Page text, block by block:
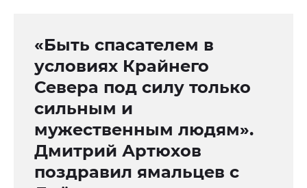
«Быть спасателем в
условиях Крайнего
Севера под силу только
сильным и
мужественным людям».
Дмитрий Артюхов
поздравил ямальцев с